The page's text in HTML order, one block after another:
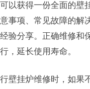
以获得一份全面的壁
事项、常见故障的解
验分享。正确维修和
，延长使用寿命。
壁挂炉维修时，如果